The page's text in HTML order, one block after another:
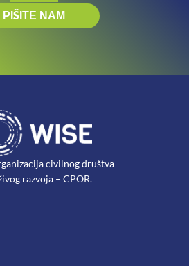
PIŠITE NAM
civilnog društva
razvoja – CPOR.